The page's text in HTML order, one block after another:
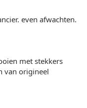
even afwachten.
met stekkers
van origineel